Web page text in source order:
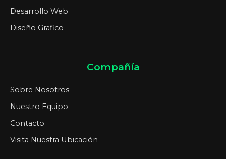
Desarrollo Web
Diseño Grafico
Compañía
Sobre Nosotros
Nuestro Equipo
Contacto
Visita Nuestra Ubicación